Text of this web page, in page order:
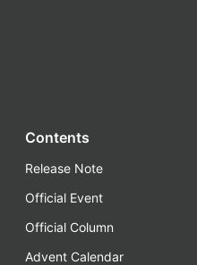
Contents
Release Note
Official Event
Official Column
Advent Calendar